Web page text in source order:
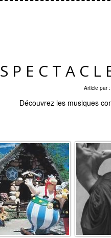
Article par :
Découvrez les musiques